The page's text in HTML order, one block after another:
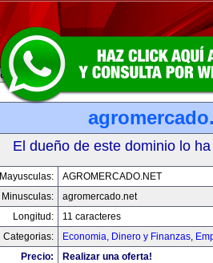
El dueño de este dominio lo
Mayusculas:
AGROMERCADO.NET
Minusculas:
agromercado.net
Longitud:
11 caracteres
Categorias:
Economia, Dinero y Finanzas,
Precio:
Realizar una oferta!